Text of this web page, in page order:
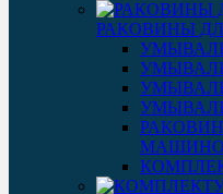
РАКОВИНЫ